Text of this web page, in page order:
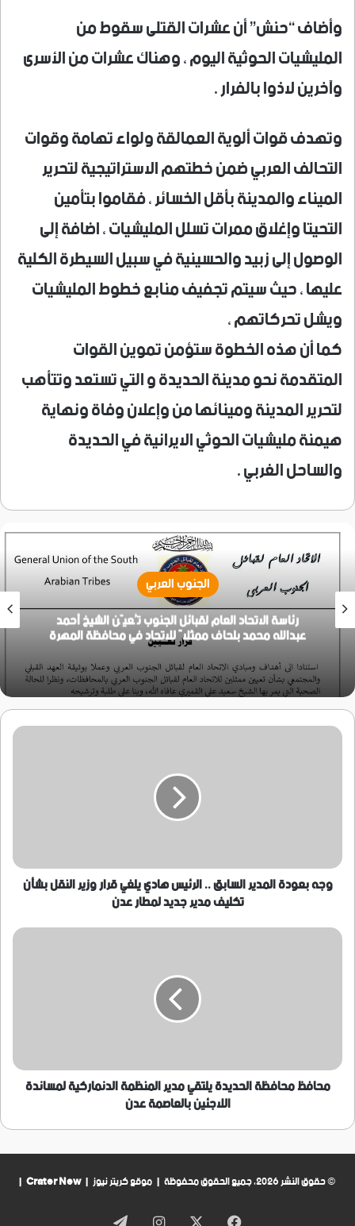
وأضاف “حنش” أن عشرات القتلى سقوط من
المليشيات الحوثية اليوم ، وهناك عشرات من الأسرى
وآخرين لاذوا بالفرار .
وتهدف قوات ألوية العمالقة ولواء تهامة وقوات
التحالف العربي ضمن خطتهم الاستراتيجية لتحرير
الميناء والمدينة بأقل الخسائر ، فقاموا بتأمين
التحيتا وإغلاق ممرات تسلل المليشيات ، اضافة إلى
الوصول إلى زبيد والحسينية في سبيل السيطرة الكلية
عليها ، حيث سيتم تجفيف منابع خطوط المليشيات
ويشل تحركاتهم ،
كما أن هذه الخطوة ستؤمن تموين القوات
المتقدمة نحو مدينة الحديدة و التي تستعد وتتأهب
لتحرير المدينة ومينائها من وإعلان وفاة ونهاية
هيمنة مليشيات الحوثي الايرانية في الحديدة
والساحل الغربي .
الجنوب العربي
رئاسة الاتحاد العام لقبائل الجنوب تُعيّن الشيخ أحمد
عبدالله محمد بلحاف ممثلاً للاتحاد في محافظة المهرة
وجه
قرار
وزير
النقل
تكليف
وجه بعودة المدير السابق .. الرئيس هادي يلغي قرار وزير النقل بشأن
تكليف مدير جديد لمطار عدن
محافظ
اللاجئين
بالعاصمة
عدن
محافظ محافظة الحديدة يلتقي مدير المنظمة الدنماركية لمساندة
اللاجئين بالعاصمة عدن
© حقوق النشر 2026، جميع الحقوق محفوظة | موقع كريتر نيوز | Crater New
|